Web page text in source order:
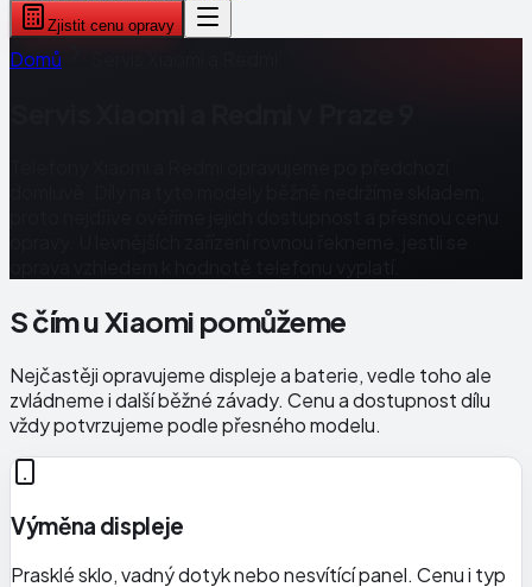
Zjistit cenu opravy
Domů
S čím u Xiaomi pomůžeme
Nejčastěji opravujeme displeje a baterie, vedle toho ale
zvládneme i další běžné závady. Cenu a dostupnost dílu
vždy potvrzujeme podle přesného modelu.
Výměna displeje
Prasklé sklo, vadný dotyk nebo nesvítící panel. Cenu i typ